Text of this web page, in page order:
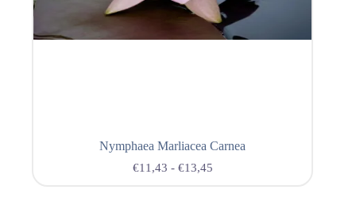
Nymphaea Marliacea Carnea
€11,43 - €13,45